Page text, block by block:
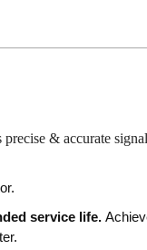
& accurate
service life.